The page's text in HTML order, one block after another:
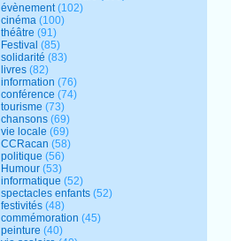
évènement(102)
cinéma (100)
théâtre (91)
Festival (85)
solidarité (83)
livres (82)
information (76)
conférence (74)
tourisme (73)
chansons (69)
vie locale (69)
CCRacan (58)
politique (56)
Humour (53)
informatique (52)
spectacles enfants (52)
festivités (48)
commémoration (45)
peinture (40)